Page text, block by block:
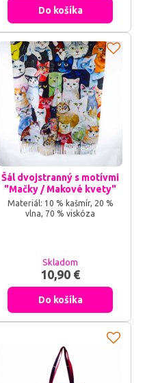
vystretá, boky a členky
Do košíka
Šál dvojstranný s motívmi
"Mačky / Makové kvety"
Materiál: 10 % kašmír, 20 %
vlna, 70 % viskóza
Skladom
10,90 €
Do košíka